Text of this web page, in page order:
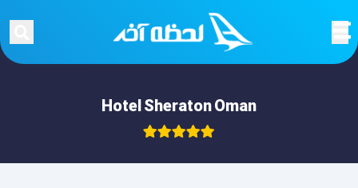
Hotel Sheraton Oman